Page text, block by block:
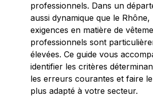
professionnels. Dans un
aussi dynamique que le Rhône,
exigences en matière de
professionnels sont
élevées. Ce guide vous
identifier les critères
les erreurs courantes et faire
plus adapté à votre secteur.